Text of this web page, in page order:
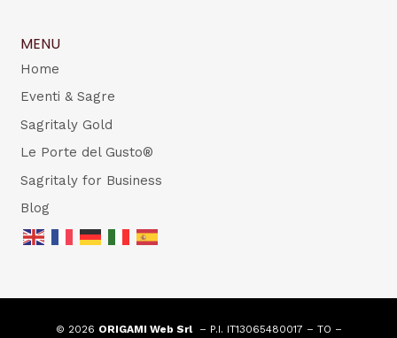
MENU
Home
Eventi & Sagre
Sagritaly Gold
Le Porte del Gusto®
Sagritaly for Business
Blog
© 2026 ORIGAMI Web Srl– P.I. IT13065480017 – TO –